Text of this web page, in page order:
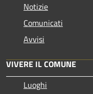
Notizie
Comunicati
Avvisi
VIVERE IL COMUNE
Luoghi